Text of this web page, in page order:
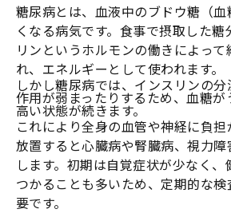
糖尿病とは、血液中のブドウ糖（
くなる病気です。食事で摂取した糖
リンというホルモンの働きによっ
れ、エネルギーとして使われます。
しかし糖尿病では、インスリンの分
作用が弱まったりするため、血糖
高い状態が続きます。
これにより全身の血管や神経に負
放置すると心臓病や腎臓病、視力
します。初期は自覚症状が少なく
つかることも多いため、定期的な
要です。